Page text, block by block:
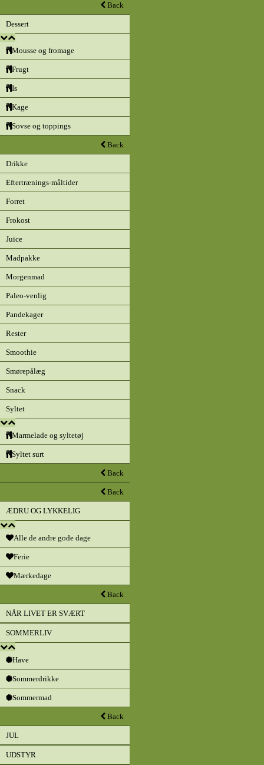
Back
Dessert
Mousse og fromage
Frugt
Is
Kage
Sovse og toppings
Back
Drikke
Eftertrænings-måltider
Forret
Frokost
Juice
Madpakke
Morgenmad
Paleo-venlig
Pandekager
Rester
Smoothie
Smørepålæg
Snack
Syltet
Marmelade og syltetøj
Syltet surt
Back
Back
ÆDRU OG LYKKELIG
Alle de andre gode dage
Ferie
Mærkedage
Back
NÅR LIVET ER SVÆRT
SOMMERLIV
Have
Sommerdrikke
Sommermad
Back
JUL
UDSTYR